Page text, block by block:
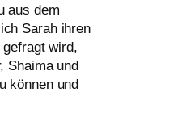
aus dem
Sarah ihren
wird,
Shaima und
kön­nen und